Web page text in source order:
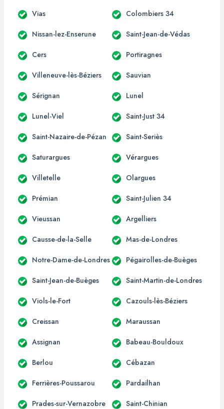
Vias Colombiers 34
Nissan-lez-Enserune Saint-Jean-de-Védas
Cers Portiragnes
Villeneuve-lès-Béziers Sauvian
Sérignan Lunel
Lunel-Viel Saint-Just 34
Saint-Nazaire-de-Pézan Saint-Seriès
Saturargues Vérargues
Villetelle Olargues
Prémian Saint-Julien 34
Vieussan Argelliers
Causse-de-la-Selle Mas-de-Londres
Notre-Dame-de-Londres Pégairolles-de-Buèges
Saint-Jean-de-Buèges Saint-Martin-de-Londres
Viols-le-Fort Cazouls-lès-Béziers
Creissan Maraussan
Assignan Babeau-Bouldoux
Berlou Cébazan
Ferrières-Poussarou Pardailhan
Prades-sur-Vernazobre Saint-Chinian